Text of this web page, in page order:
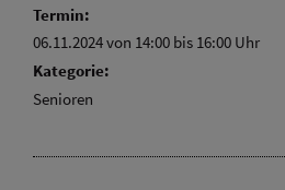
Termin:
06.11.2024 von 14:00 bis 16:00 Uhr
Kategorie:
Senioren